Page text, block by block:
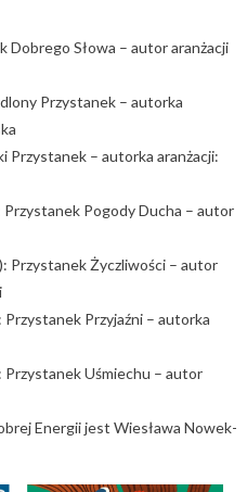
Dobrego Słowa – autor aranżacji
Przystanek – autorka
Przystanek – autorka aranżacji:
Pogody Ducha – autor
Przystanek Życzliwości – autor
Przyjaźni – autorka
Uśmiechu – autor
Energii jest Wiesława Nowek-